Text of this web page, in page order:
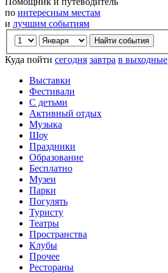
по интересным местам
и лучшим событиям
Куда пойти сегодня завтра в выходные
Выставки
Фестивали
С детьми
Активный отдых
Музыка
Шоу
Праздники
Образование
Бесплатно
Музеи
Парки
Погулять
Туристу
Театры
Пространства
Клубы
Прочее
Рестораны